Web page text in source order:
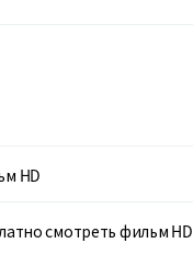
HD
смотреть фильм HD